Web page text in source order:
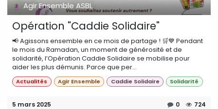
Agir Ensemble ASBL
Opération "Caddie Solidaire"
📢 Agissons ensemble en ce mois de partage ! 🛒💙 Pendant
le mois du Ramadan, un moment de générosité et de
solidarité, l’Opération Caddie Solidaire se mobilise pour
aider les plus démunis. Parce que per...
Actualités Agir Ensemble Caddie Solidaire Solidarité
5 mars 2025 0 724